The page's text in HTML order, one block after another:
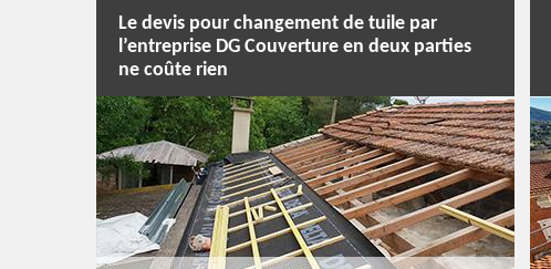
Le devis pour changement de tuile par
l’entreprise DG Couverture en deux parties
ne coûte rien